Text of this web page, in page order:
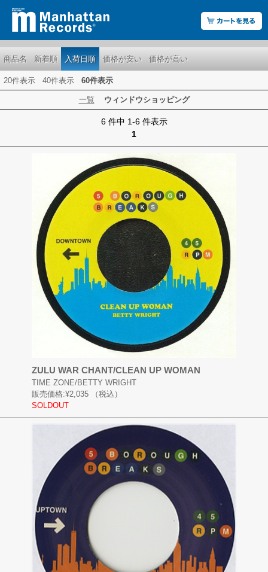
商品名 新着順 入荷日順 価格が安い 価格が高い
20件表示 40件表示 60件表示
一覧 ウィンドウショッピング
6 件中 1-6 件表示
1
ZULU WAR CHANT/CLEAN UP WOMAN
TIME ZONE/BETTY WRIGHT
販売価格:¥2,035
（税込）
SOLDOUT